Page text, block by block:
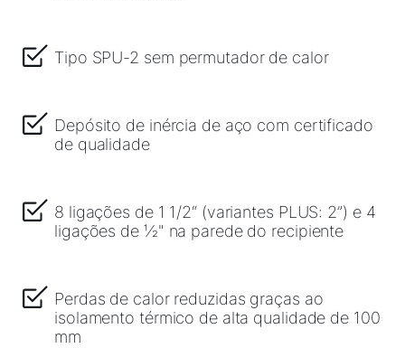
Tipo SPU-2 sem permutador de calor
Depósito de inércia de aço com certificado
de qualidade
8 ligações de 1 1/2“ (variantes PLUS: 2”) e 4
ligações de ½" na parede do recipiente
Perdas de calor reduzidas graças ao
isolamento térmico de alta qualidade de 100
mm
Ferramentas
Ligações importantes
Service App